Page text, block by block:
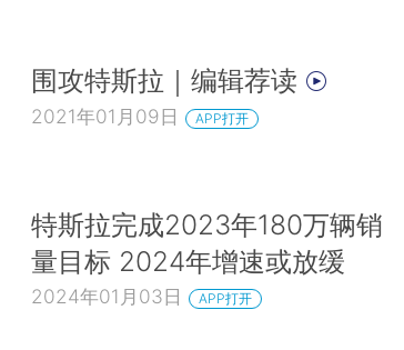
围攻特斯拉｜编辑荐读
2021年01月09日 APP打开
特斯拉完成2023年180万辆销
量目标 2024年增速或放缓
2024年01月03日 APP打开